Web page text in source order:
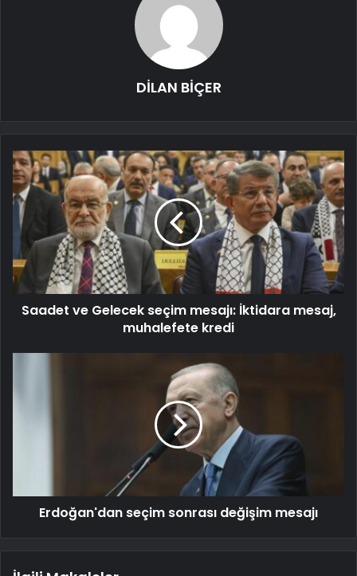
DİLAN BİÇER
Saadet ve Gelecek seçim mesajı: İktidara mesaj,
muhalefete kredi
Erdoğan'dan seçim sonrası değişim mesajı